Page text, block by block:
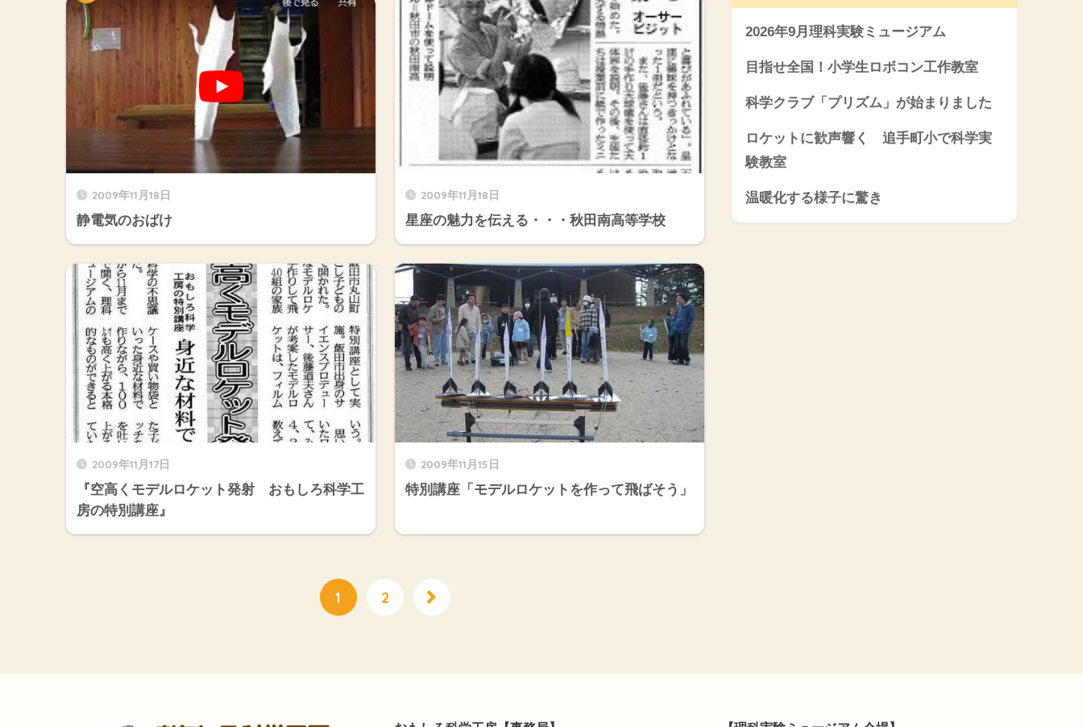
2009年11月18日
静電気のおばけ
2009年11月18日
星座の魅力を伝える・・・秋田南高等学校
2009年11月17日
『空高くモデルロケット発射 おもしろ科学工
房の特別講座』
2009年11月15日
特別講座「モデルロケットを作って飛ばそう」
1 2
2026年9月理科実験ミュージアム
目指せ全国！小学生ロボコン工作教室
科学クラブ「プリズム」が始まりました
ロケットに歓声響く 追手町小で科学実
験教室
温暖化する様子に驚き